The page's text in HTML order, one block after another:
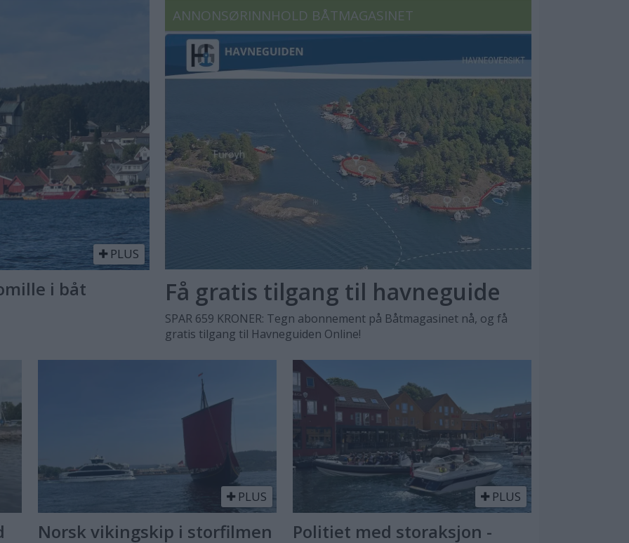
PLUS
i båt
ANNONSØRINNHOLD BÅTMAGASINET
Få gratis tilgang til havneguide
SPAR 659 KRONER: Tegn abonnement på Båtmagasinet nå, og få
gratis tilgang til Havneguiden Online!
PLUS
Norsk vikingskip i storfilmen
PLUS
Politiet med storaksjon -